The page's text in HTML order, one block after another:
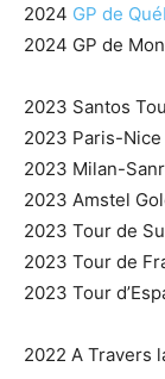
2024 GP de
2024 GP de
2023 Santos
2023 Paris-Nice
2023 Milan-
2023 Amstel
2023 Tour de
2023 Tour de
2023 Tour
2022 A Travers